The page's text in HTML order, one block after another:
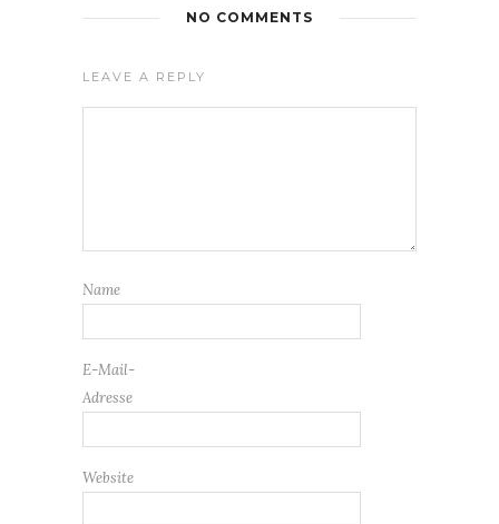
NO COMMENTS
LEAVE A REPLY
Name
E-Mail-
Adresse
Website